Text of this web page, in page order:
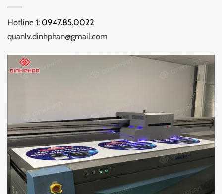
Hotline 1: 0947.85.0022
quanlv.dinhphan@gmail.com